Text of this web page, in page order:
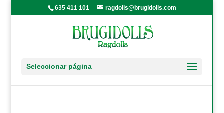
635 411 101 ragdolls@brugidolls.com
Seleccionar página